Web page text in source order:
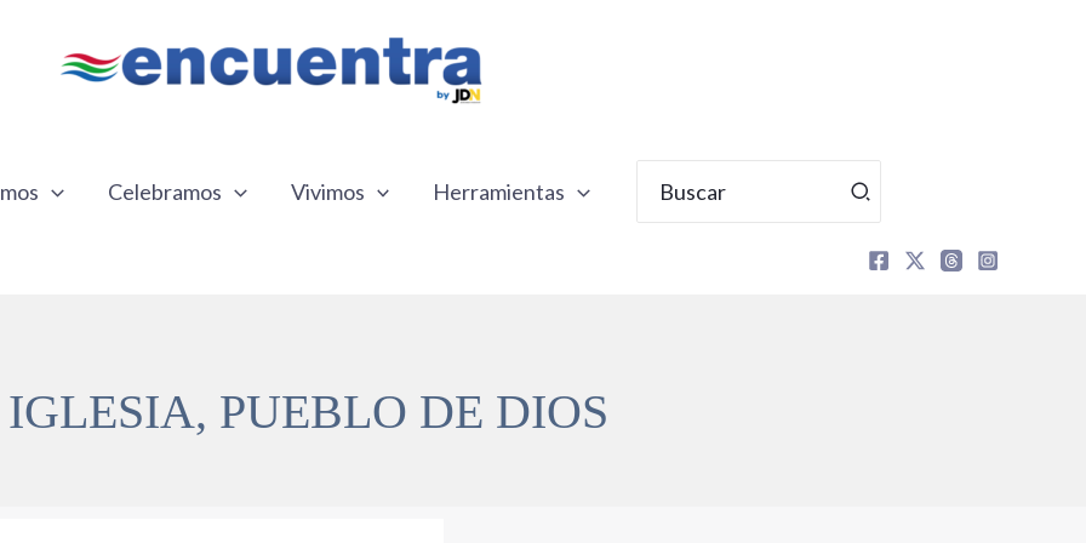
Celebramos Vivimos Herramientas
por:
PUEBLO DE DIOS